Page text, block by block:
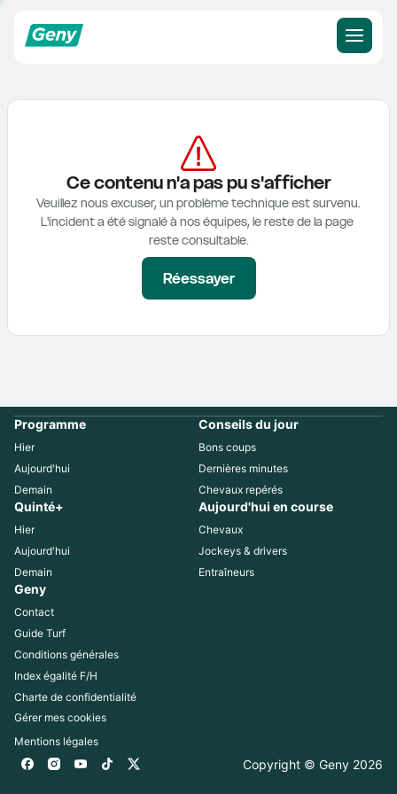
Ce contenu n'a pas pu s'afficher
Veuillez nous excuser, un problème technique est survenu.
L'incident a été signalé à nos équipes, le reste de la page
reste consultable.
Réessayer
Programme
Hier
Aujourd'hui
Demain
Conseils du jour
Bons coups
Dernières minutes
Chevaux repérés
Quinté+
Hier
Aujourd'hui
Demain
Aujourd'hui en course
Chevaux
Jockeys & drivers
Entraîneurs
Geny
Contact
Guide Turf
Conditions générales
Index égalité F/H
Charte de confidentialité
Gérer mes cookies
Mentions légales
Copyright © Geny 2026